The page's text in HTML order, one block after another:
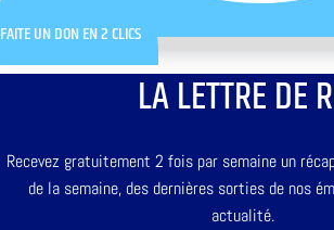
FAITE UN DON EN 2 CLICS
LA LETTRE DE
Recevez gratuitement 2 fois par semaine un
de la semaine, des dernières sorties de nos
actualité.